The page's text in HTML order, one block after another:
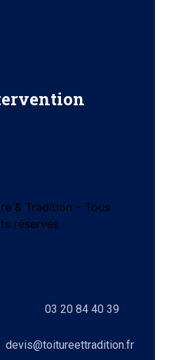
& Tradition – Tous
réservés
03 20 84 40 39
devis@toitureettradition.fr